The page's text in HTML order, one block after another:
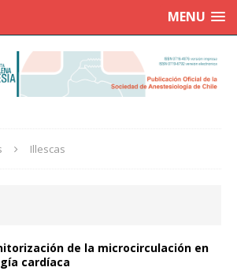
MENU
Illescas
de la microcirculación en
cardíaca